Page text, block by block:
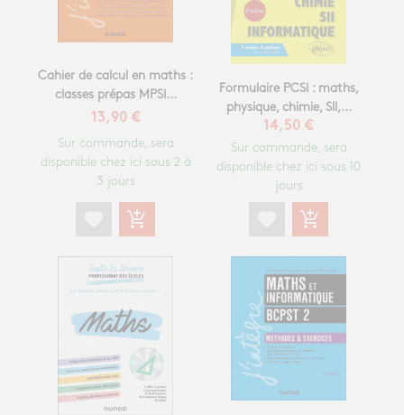
Cahier de calcul en maths :
classes prépas MPSI...
13,90 €
Sur commande, sera
disponible chez ici sous 2 à
3 jours
add_shopping_cart
Formulaire PCSI : maths,
physique, chimie, SII,...
14,50 €
Sur commande, sera
disponible chez ici sous 10
jours
add_shopping_cart